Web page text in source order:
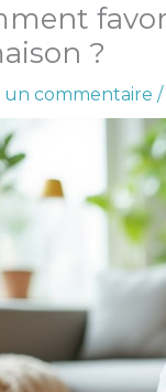
?
un commentaire /